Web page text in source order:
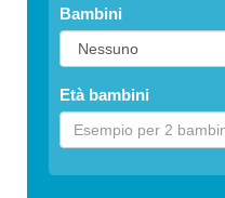
Bambini
Età bambini